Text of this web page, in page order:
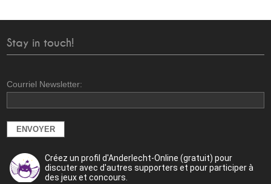
Stay in touch!
Courriel Newsletter:
Créez un profil d'Anderlecht-Online (gratuit) pour
discuter avec d'autres supporters et pour participer à
des jeux et concours.